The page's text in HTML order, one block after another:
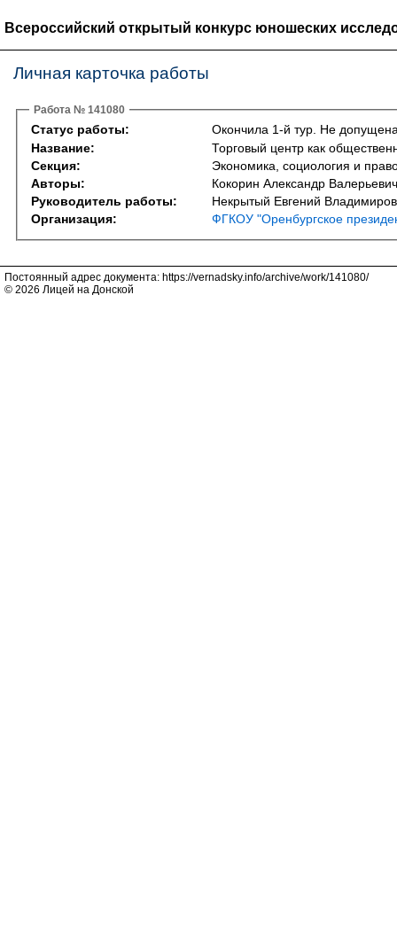
Всероссийский открытый конкурс юношеских
Личная карточка работы
Работа № 141080
Статус работы:
Окончила 1-й тур. Не
Название:
Торговый центр как
Секция:
Экономика, социология и
Авторы:
Кокорин Александр Валерьевич
Руководитель работы:
Некрытый Евгений
Организация:
ФГКОУ "Оренбургское
Постоянный адрес документа: https://vernadsky.info/archive/work/141080/
© 2026 Лицей на Донской